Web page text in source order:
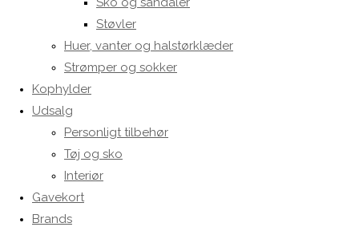
Støvler
Huer, vanter og halstørklæder
Strømper og sokker
Kophylder
Udsalg
Personligt tilbehør
Tøj og sko
Interiør
Gavekort
Brands